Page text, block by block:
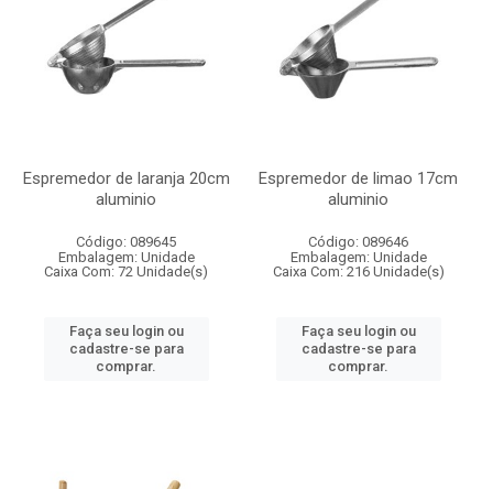
Espremedor de laranja 20cm
aluminio
Código: 089645
Embalagem: Unidade
Caixa Com: 72 Unidade(s)
Faça seu login ou
cadastre-se para
comprar.
Espremedor de limao 17cm
aluminio
Código: 089646
Embalagem: Unidade
Caixa Com: 216 Unidade(s)
Faça seu login ou
cadastre-se para
comprar.